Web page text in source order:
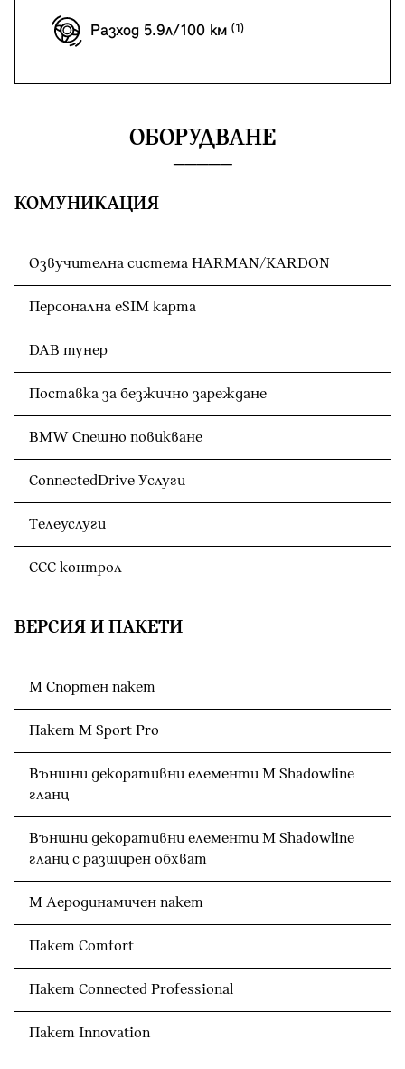
Разход 5.9л/100 км
ОБОРУДВАНЕ
КОМУНИКАЦИЯ
Озвучителна система HARMAN/KARDON
Персонална eSIM карта
DAB тунер
Поставка за безжично зареждане
BMW Спешно повикване
ConnectedDrive Услуги
Телеуслуги
CCC контрол
ВЕРСИЯ И ПАКЕТИ
М Спортен пакет
Пакет M Sport Pro
Външни декоративни елементи M Shadowline
гланц
Външни декоративни елементи M Shadowline
гланц с разширен обхват
М Аеродинамичен пакет
Пакет Comfort
Пакет Connected Professional
Пакет Innovation